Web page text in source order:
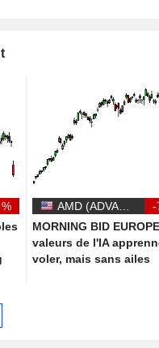
-
MORNING BID
valeurs de l'IA
voler, mais sans ailes